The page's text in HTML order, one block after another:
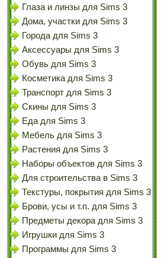
Глаза и линзы для Sims 3
Дома, участки для Sims 3
Города для Sims 3
Аксессуары для Sims 3
Обувь для Sims 3
Косметика для Sims 3
Транспорт для Sims 3
Скины для Sims 3
Еда для Sims 3
Мебель для Sims 3
Растения для Sims 3
Наборы объектов для Sims 3
Для строительства в Sims 3
Текстуры, покрытия для Sims 3
Брови, усы и т.п. для Sims 3
Предметы декора для Sims 3
Игрушки для Sims 3
Программы для Sims 3